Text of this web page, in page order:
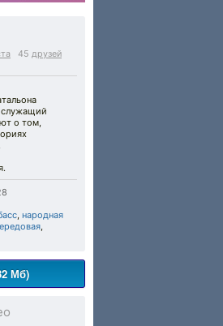
45 друзей
о том,
, народная
,
Мб)